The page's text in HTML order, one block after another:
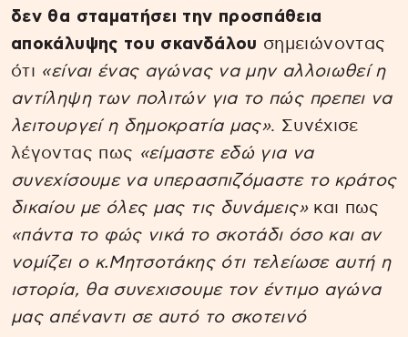
δεν θα σταματήσει την προσπάθεια
αποκάλυψης του σκανδάλου σημειώνοντας
ότι «είναι ένας αγώνας να μην αλλοιωθεί η
αντίληψη των πολιτών για το πώς πρεπει να
λειτουργεί η δημοκρατία μας». Συνέχισε
λέγοντας πως «είμαστε εδώ για να
συνεχίσουμε να υπερασπιζόμαστε το κράτος
δικαίου με όλες μας τις δυνάμεις»και πως
«πάντα το φώς νικά το σκοτάδι όσο και αν
νομίζει ο κ.Μητσοτάκης ότι τελείωσε αυτή η
ιστορία, θα συνεχισουμε τον έντιμο αγώνα
μας απέναντι σε αυτό το σκοτεινό